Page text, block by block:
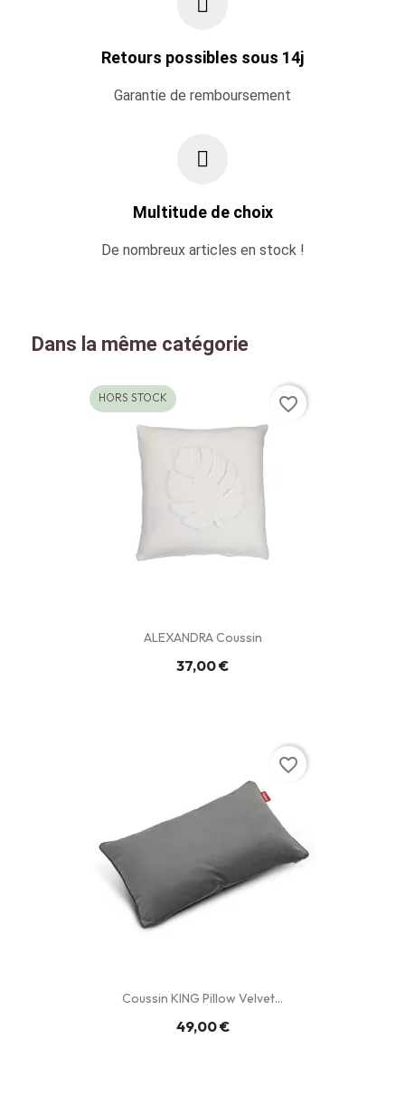
Retours possibles sous 14j
Garantie de remboursement
Multitude de choix
De nombreux articles en stock !
Dans la même catégorie
ALEXANDRA Coussin
37,00 €
HORS STOCK favorite_border
Coussin KING Pillow Velvet...
49,00 €
favorite_border